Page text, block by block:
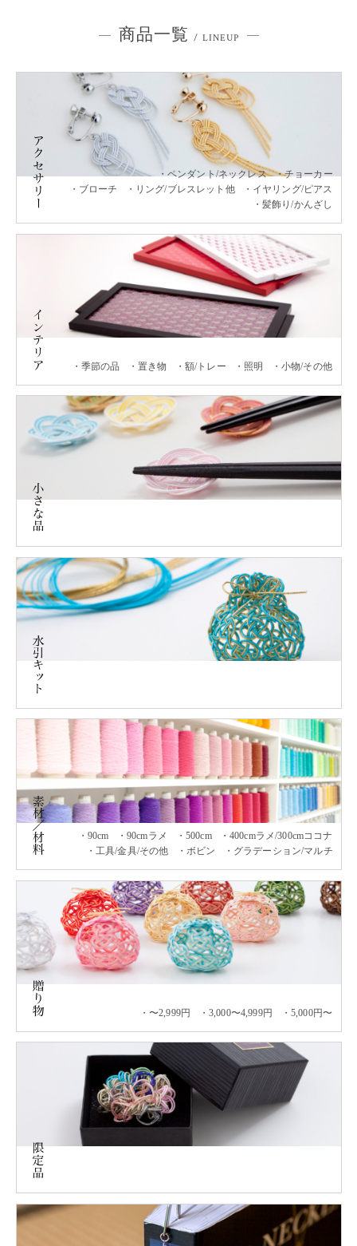
商品一覧 / LINEUP
チョーカー
ペンダント/ネックレス
イヤリング/ピアス
リング/ブレスレット他
ブローチ
髪飾り/かんざし
小物/その他
照明
額/トレー
置き物
季節の品
400cmラメ/300cmココナ
500cm
90cmラメ
90cm
グラデーション/マルチ
ボビン
工具/金具/その他
5,000円〜
3,000〜4,999円
〜2,999円